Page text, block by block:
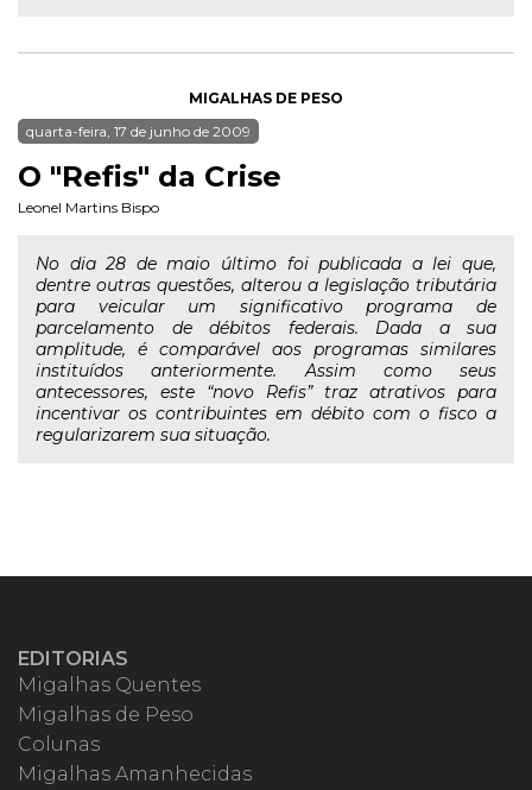
MIGALHAS DE PESO
quarta-feira, 17 de junho de 2009
O "Refis" da Crise
Leonel Martins Bispo
No dia 28 de maio último foi publicada a lei que,
dentre outras questões, alterou a legislação tributária
para veicular um significativo programa de
parcelamento de débitos federais. Dada a sua
amplitude, é comparável aos programas similares
instituídos anteriormente. Assim como seus
antecessores, este “novo Refis” traz atrativos para
incentivar os contribuintes em débito com o fisco a
regularizarem sua situação.
EDITORIAS
Migalhas Quentes
Migalhas de Peso
Colunas
Migalhas Amanhecidas